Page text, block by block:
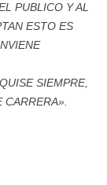
PUBLICO Y AL
ESTO ES
SIEMPRE,